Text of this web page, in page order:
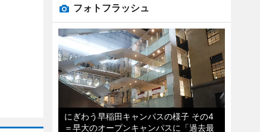
フォトフラッシュ
にぎわう早稲田キャンパスの様子 その4
＝早大のオープンキャンパスに「過去最